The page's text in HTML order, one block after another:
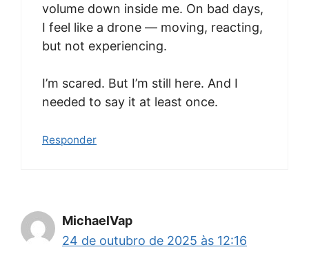
volume down inside me. On bad days,
I feel like a drone — moving, reacting,
but not experiencing.
I’m scared. But I’m still here. And I
needed to say it at least once.
Responder
MichaelVap
24 de outubro de 2025 às 12:16